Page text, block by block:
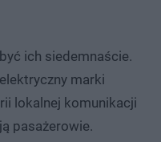
ich siedemnaście.
marki
lokalnej komunikacji
pasażerowie.